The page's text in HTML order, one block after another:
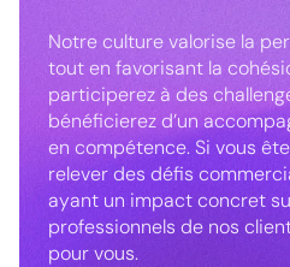
Notre culture valorise la
tout en favorisant la
participerez à des
bénéficierez d’un
en compétence. Si vous
relever des défis
ayant un impact concret
professionnels de nos
pour vous.